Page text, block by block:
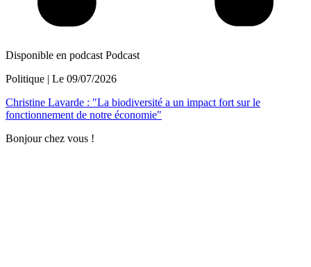
Disponible en podcast Podcast
Politique | Le 09/07/2026
Christine Lavarde : "La biodiversité a un impact fort sur le
fonctionnement de notre économie"
Bonjour chez vous !